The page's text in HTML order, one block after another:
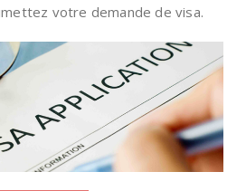
votre demande de visa.